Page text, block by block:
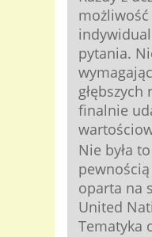
pytania.
finalnie
Nie była
oparta na
United
Tematyka